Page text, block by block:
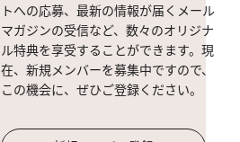
トへの応募、最新の情報が届くメール
マガジンの受信など、数々のオリジナ
ル特典を享受することができます。現
在、新規メンバーを募集中ですので、
この機会に、ぜひご登録ください。